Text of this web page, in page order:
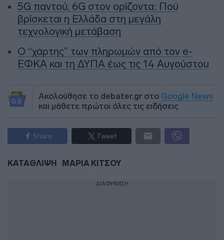
5G παντού, 6G στον ορίζοντα: Πού
βρίσκεται η Ελλάδα στη μεγάλη
τεχνολογική μετάβαση
Ο “χάρτης” των πληρωμών από τον e-
ΕΦΚΑ και τη ΔΥΠΑ έως τις 14 Αυγούστου
Ακολούθησε το debater.gr στο Google News
και μάθετε πρώτοι όλες τις ειδήσεις
Share Tweet
ΚΑΤΑΘΛΙΨΗ ΜΑΡΙΑ ΚΙΤΣΟΥ
ΔΙΑΦΗΜΙΣΗ